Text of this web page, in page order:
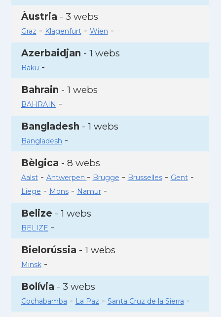
Àustria - 3 webs
Graz - Klagenfurt- Wien -
Azerbaidjan - 1 webs
Baku -
Bahrain - 1 webs
BAHRAIN -
Bangladesh - 1 webs
Bangladesh -
Bèlgica - 8 webs
Aalst- Antwerpen - Brugge - Brusselles- Gent-
Liege - Mons- Namur-
Belize - 1 webs
BELIZE -
Bielorússia - 1 webs
Minsk-
Bolívia - 3 webs
Cochabamba - La Paz - Santa Cruz de la Sierra -